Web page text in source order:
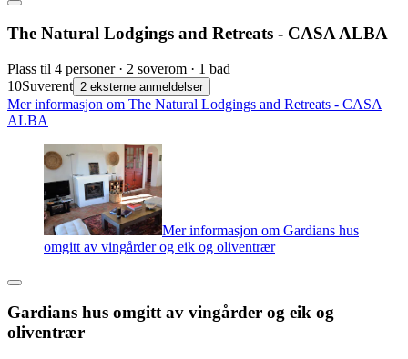
The Natural Lodgings and Retreats - CASA ALBA
Plass til 4 personer · 2 soverom · 1 bad
10Suverent 2 eksterne anmeldelser
Mer informasjon om The Natural Lodgings and Retreats - CASA
ALBA
Mer informasjon om Gardians hus
omgitt av vingårder og eik og oliventrær
Gardians hus omgitt av vingårder og eik og
oliventrær